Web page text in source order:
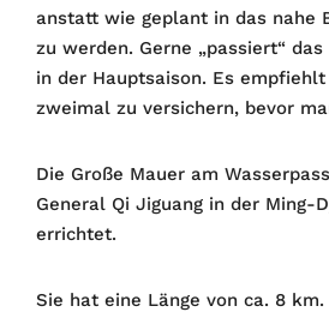
anstatt wie geplant in das nahe
zu werden. Gerne „passiert“
in der Hauptsaison. Es
zweimal zu versichern, bevor
Die Große Mauer am
General Qi Jiguang in der Ming-
errichtet.
Sie hat eine Länge von ca. 8